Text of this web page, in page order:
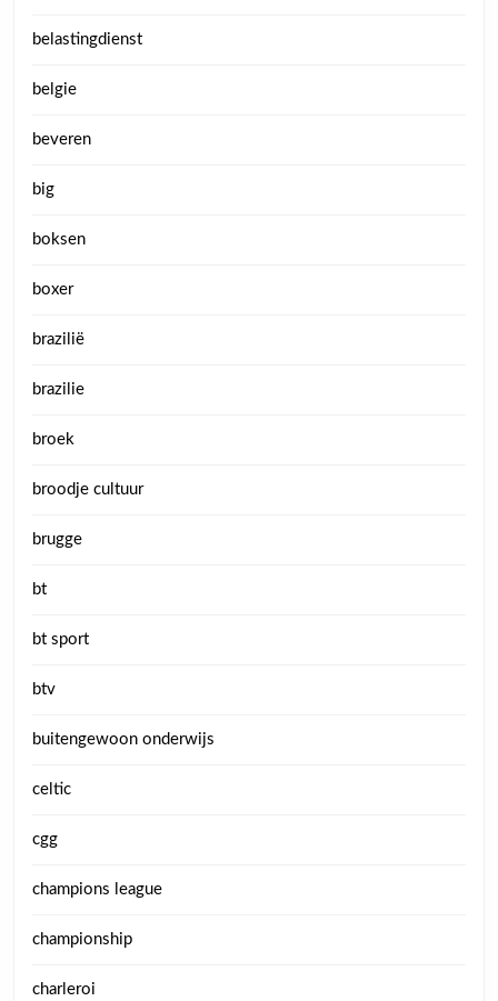
belastingdienst
belgie
beveren
big
boksen
boxer
brazilië
brazilie
broek
broodje cultuur
brugge
bt
bt sport
btv
buitengewoon onderwijs
celtic
cgg
champions league
championship
charleroi